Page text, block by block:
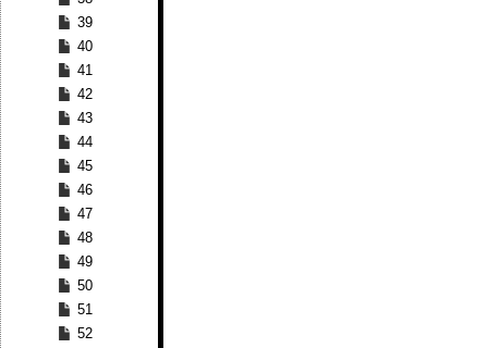
39
40
41
42
43
44
45
46
47
48
49
50
51
52